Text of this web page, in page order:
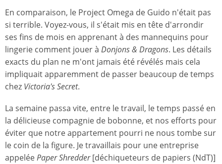
En comparaison, le Project Omega de Guido n'était pas
si terrible. Voyez-vous, il s'était mis en tête d'arrondir
ses fins de mois en apprenant à des mannequins pour
lingerie comment jouer à Donjons & Dragons. Les détails
exacts du plan ne m'ont jamais été révélés mais cela
impliquait apparemment de passer beaucoup de temps
chez Victoria's Secret.
La semaine passa vite, entre le travail, le temps passé en
la délicieuse compagnie de bobonne, et nos efforts pour
éviter que notre appartement pourri ne nous tombe sur
le coin de la figure. Je travaillais pour une entreprise
appeléePaper Shredder[déchiqueteurs de papiers (NdT)]